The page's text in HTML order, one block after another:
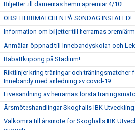
Biljetter till damernas hemmapremiär 4/10!
OBS! HERRMATCHEN PÅ SÖNDAG INSTÄLLD!
Information om biljetter till herrarnas
Anmälan öppnad till Innebandyskolan och
Rabattkupong på Stadium!
Riktlinjer kring träningar och träningsmatcher
Innebandy med anledning av covid-19
Livesändning av herrarnas första
Årsmöteshandlingar Skoghalls IBK Utveckling
Välkomna till årsmöte för Skoghalls IBK